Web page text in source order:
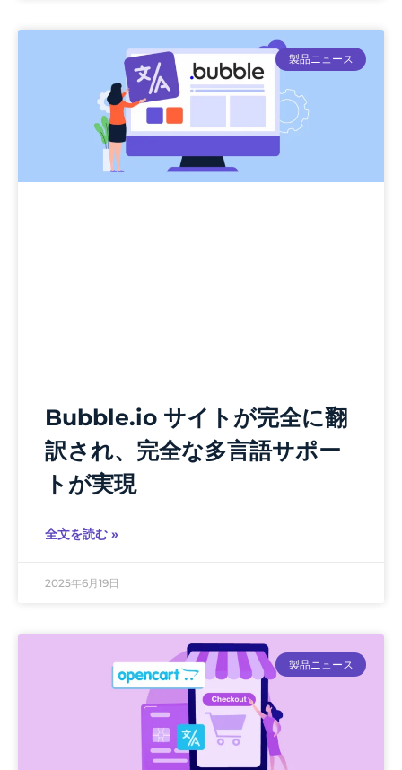
製品ニュース
Bubble.io サイトが完全に翻
訳され、完全な多言語サポー
トが実現
全文を読む »
2025年6月19日
製品ニュース